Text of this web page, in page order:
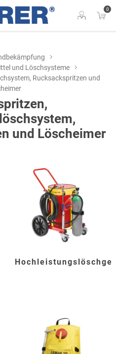
0
und Löschsysteme
Rucksackspritzen und
und Löscheimer